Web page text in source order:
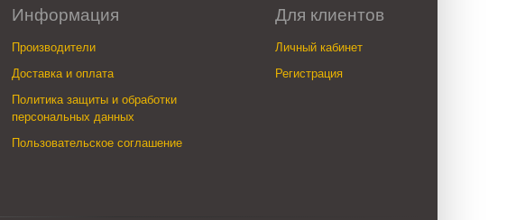
Информация
Производители
Доставка и оплата
Политика защиты и обработки
персональных данных
Пользовательское соглашение
Для клиентов
Личный кабинет
Регистрация